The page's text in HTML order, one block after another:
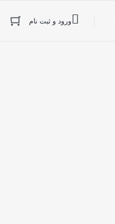
ورود و ثبت نام